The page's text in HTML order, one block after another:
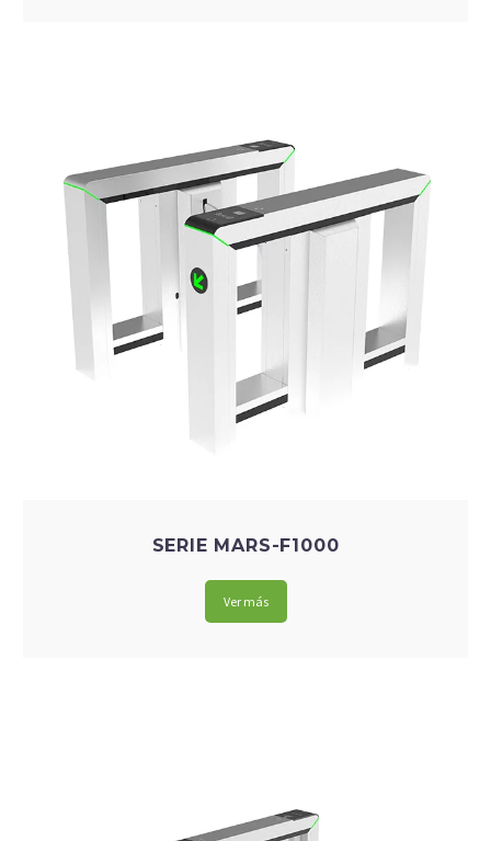
SERIE MARS-F1000
Ver más